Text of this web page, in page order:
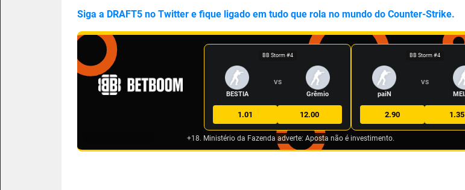
Siga a DRAFT5 no Twitter e fique ligado em tudo que rola no mundo do Counter-Strike.
BB Storm #4
BESTIA
VS
Grêmio
1.01 12.00
BB Storm #4
paiN
VS
2.90 1.35
+18. Ministério da Fazenda adverte: Aposta não é investimento.